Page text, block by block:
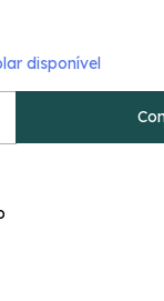
disponível